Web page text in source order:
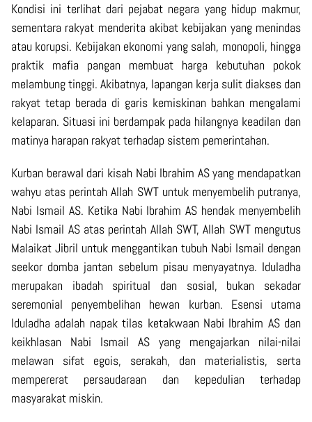
Kondisi ini terlihat dari pejabat negara yang hidup makmur,
sementara rakyat menderita akibat kebijakan yang menindas
atau korupsi. Kebijakan ekonomi yang salah, monopoli, hingga
praktik mafia pangan membuat harga kebutuhan pokok
melambung tinggi. Akibatnya, lapangan kerja sulit diakses dan
rakyat tetap berada di garis kemiskinan bahkan mengalami
kelaparan. Situasi ini berdampak pada hilangnya keadilan dan
matinya harapan rakyat terhadap sistem pemerintahan.
Kurban berawal dari kisah Nabi Ibrahim AS yang mendapatkan
wahyu atas perintah Allah SWT untuk menyembelih putranya,
Nabi Ismail AS. Ketika Nabi Ibrahim AS hendak menyembelih
Nabi Ismail AS atas perintah Allah SWT, Allah SWT mengutus
Malaikat Jibril untuk menggantikan tubuh Nabi Ismail dengan
seekor domba jantan sebelum pisau menyayatnya. Iduladha
merupakan ibadah spiritual dan sosial, bukan sekadar
seremonial penyembelihan hewan kurban. Esensi utama
Iduladha adalah napak tilas ketakwaan Nabi Ibrahim AS dan
keikhlasan Nabi Ismail AS yang mengajarkan nilai-nilai
melawan sifat egois, serakah, dan materialistis, serta
mempererat persaudaraan dan kepedulian terhadap
masyarakat miskin.